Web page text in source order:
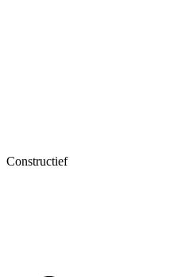
Constructief